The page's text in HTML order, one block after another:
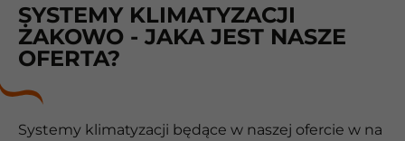
SYSTEMY KLIMATYZACJI
ŻAKOWO - JAKA JEST NASZE
OFERTA?
Systemy klimatyzacji będące w naszej ofercie w na